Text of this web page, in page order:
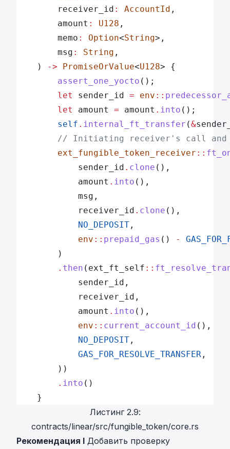
		receiver_id
: AccountId ,
		amount
: U128 ,
		memo
: Option<String>,
		msg
: String ,
	)
-> PromiseOrValue<U128> {
		assert_one_yocto
();
		let
sender_id = env ::
		let
amount = amount . into ();
		self
. internal_ft_transfer (&
// Initiating receiver's call
		ext_fungible_token_receiver
::
			sender_id
. clone (),
			amount
. into (),
			msg,
			receiver_id
. clone (),
			NO_DEPOSIT
,
			env
:: prepaid_gas () -
		)
		.
then (ext_ft_self ::
			sender_id,
			receiver_id,
			amount
. into (),
			env
:: current_account_id (),
			NO_DEPOSIT
,
			GAS_FOR_RESOLVE_TRANSFER
,
		))
		.
into ()
	}
Листинг 2.9:
contracts/linear/src/fungible_token/core.rs
Рекомендация I Добавить проверку